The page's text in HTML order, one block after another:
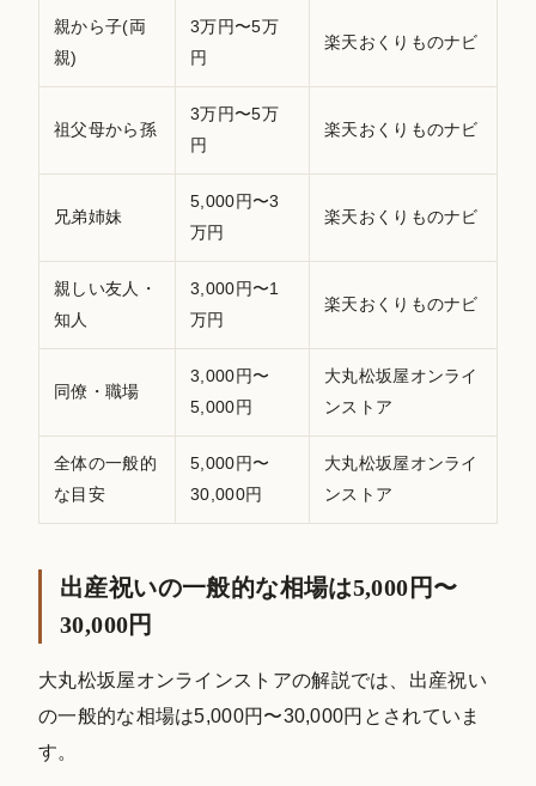
親から子(両
親)
3万円〜5万
円
楽天おくりものナビ
祖父母から孫
3万円〜5万
円
楽天おくりものナビ
兄弟姉妹
5,000円〜3
万円
楽天おくりものナビ
親しい友人・
知人
3,000円〜1
万円
楽天おくりものナビ
同僚・職場
3,000円〜
5,000円
大丸松坂屋オンライ
ンストア
全体の一般的
な目安
5,000円〜
30,000円
大丸松坂屋オンライ
ンストア
出産祝いの一般的な相場は5,000円〜
30,000円
大丸松坂屋オンラインストアの解説では、出産祝い
の一般的な相場は5,000円〜30,000円とされていま
す。